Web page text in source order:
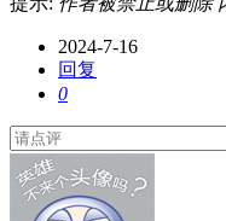
2024-7-16
回复
0